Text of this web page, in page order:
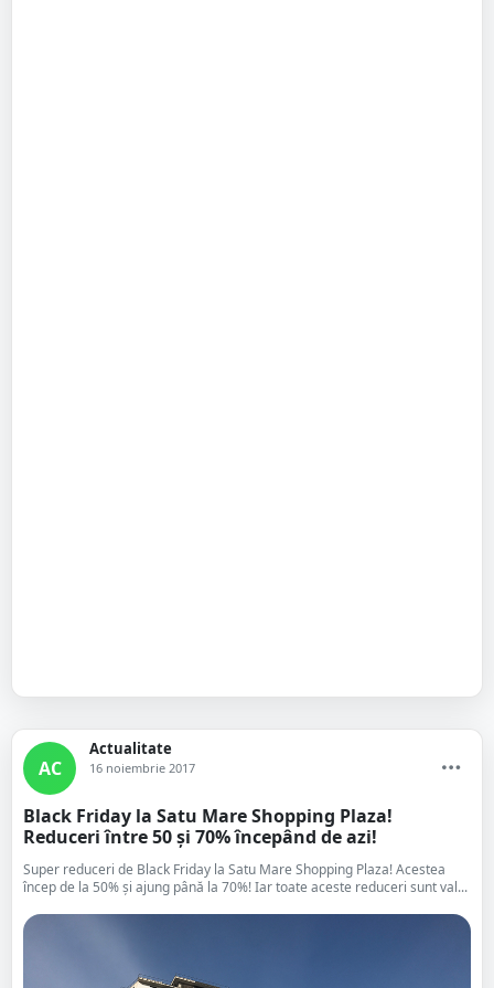
AC
Actualitate
16 noiembrie 2017
Black Friday la Satu Mare Shopping Plaza!
Reduceri între 50 și 70% începând de azi!
Super reduceri de Black Friday la Satu Mare Shopping Plaza! Acestea
încep de la 50% și ajung până la 70%! Iar toate aceste reduceri sunt val...